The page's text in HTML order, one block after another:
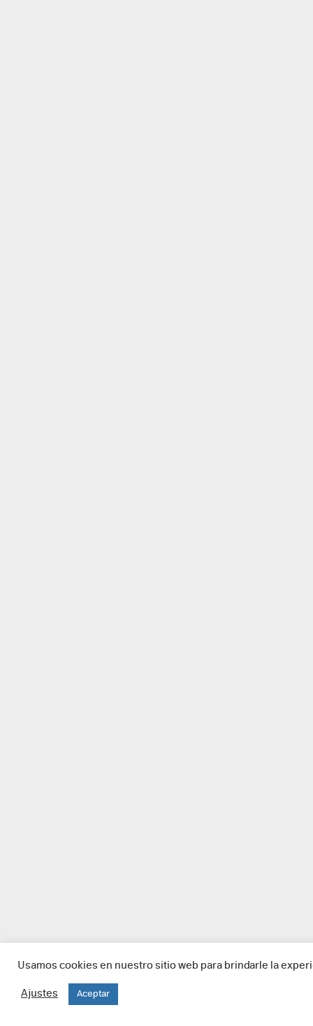
Usamos cookies en nuestro sitio web para brindarle la
Ajustes Aceptar